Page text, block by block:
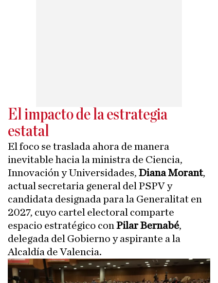
El impacto de la estrategia
estatal
El foco se traslada ahora de manera
inevitable hacia la ministra de Ciencia,
Innovación y Universidades, Diana Morant,
actual secretaria general del PSPV y
candidata designada para la Generalitat en
2027, cuyo cartel electoral comparte
espacio estratégico con Pilar Bernabé,
delegada del Gobierno y aspirante a la
Alcaldía de Valencia.